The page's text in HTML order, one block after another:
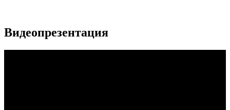
Видеопрезентация